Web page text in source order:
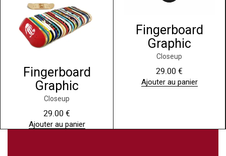
Fingerboard
Graphic
Closeup
29.00 €
Ajouter au panier
Fingerboard
Graphic
Closeup
29.00 €
Ajouter au panier